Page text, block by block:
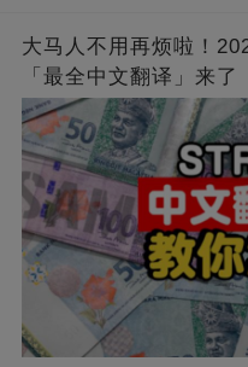
大马人不用再烦啦！
「最全中文翻译」来了